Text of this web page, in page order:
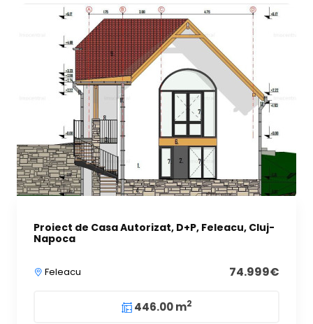
Proiect de Casa Autorizat, D+P, Feleacu, Cluj-
Napoca
Feleacu 74.999€
446.00 m2